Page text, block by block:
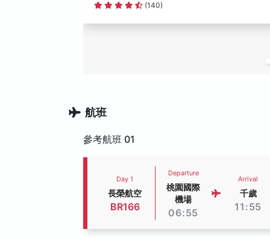
(61)
航班
參考航班 01
Day 1
長榮航空
BR166
Departure
桃園國際
機場
06:55
Arrival
千歲
11:55